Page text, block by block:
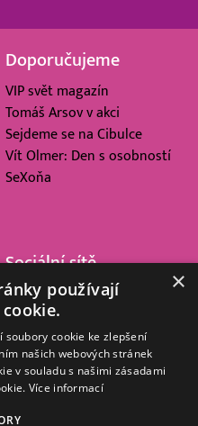
Doporučujeme
VIP svět magazín
Tomáš Arsov v akci
Sejdeme se na Cibulce
Vít Olmer: Den s osobností
SeXoňa
Sociální sítě
×
používají
soubory cookie ke zlepšení
našich webových stránek
v souladu s našimi zásadami
Více informací